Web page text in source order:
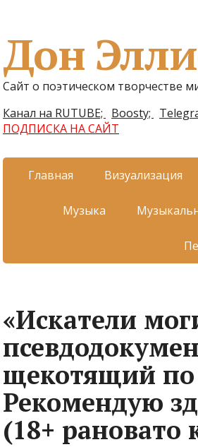
Дон
Сайт о поэтическом творчестве
Канал на RUTUBE;
Boosty;
ПОДПИСКА НА САЙТ
Главная Визуализация
Музыка
«Искатели
щекотящий по
Рекомендую
(18+ рановато